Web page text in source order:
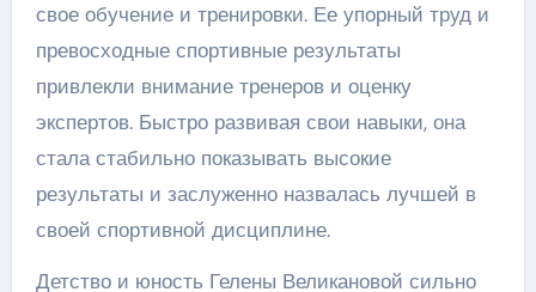
свое обучение и тренировки. Ее упорный труд и
превосходные спортивные результаты
привлекли внимание тренеров и оценку
экспертов. Быстро развивая свои навыки, она
стала стабильно показывать высокие
результаты и заслуженно назвалась лучшей в
своей спортивной дисциплине.
Детство и юность Гелены Великановой сильно